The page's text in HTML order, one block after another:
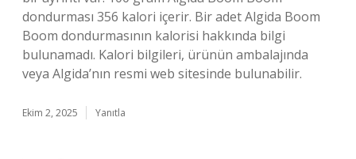
dondurması 356 kalori içerir. Bir adet Algida Boom
Boom dondurmasının kalorisi hakkında bilgi
bulunamadı. Kalori bilgileri, ürünün ambalajında
veya Algida’nın resmi web sitesinde bulunabilir.
Ekim 2, 2025 Yanıtla